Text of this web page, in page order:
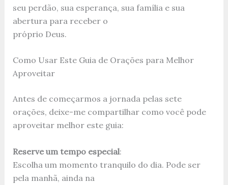
seu perdão, sua esperança, sua família e sua
abertura para receber o
próprio Deus.
Como Usar Este Guia de Orações para Melhor
Aproveitar
Antes de começarmos a jornada pelas sete
orações, deixe-me compartilhar como você pode
aproveitar melhor este guia:
Reserve um tempo especial:
Escolha um momento tranquilo do dia. Pode ser
pela manhã, ainda na